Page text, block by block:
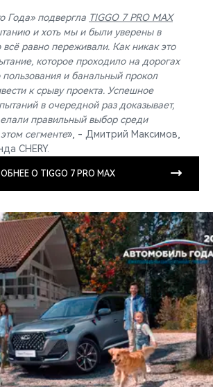
Года» подвергла TIGGO 7 PRO MAX
и хоть мы и были уверены в
равно переживали. Как никак это
которое проходило на дорогах
пользования и банальный прокол
к срыву проекта. Успешное
в очередной раз доказывает,
правильный выбор среди
сегменте», - Дмитрий Максимов,
CHERY.
О TIGGO 7 PRO MAX